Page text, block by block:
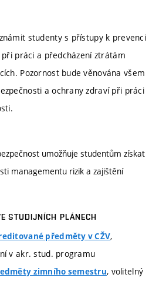
studenty s přístupy k prevenci
práci a předcházení ztrátám
Pozornost bude věnována všem
a ochrany zdraví při práci
umožňuje studentům získat
managementu rizik a zajištění
STUDIJNÍCH PLÁNECH
předměty v CŽV,
v akr. stud. programu
zimního semestru, volitelný